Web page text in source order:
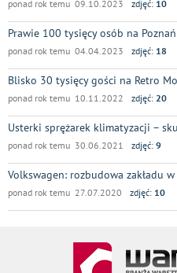
ponad rok temu 09.10.2023 zdjęć: 10
Prawie 100 tysięcy osób na
ponad rok temu 04.04.2023 zdjęć: 18
Blisko 30 tysięcy gości na Retro
ponad rok temu 10.11.2022 zdjęć: 20
Usterki sprężarek klimatyzacji –
ponad rok temu 30.06.2021 zdjęć: 9
Volkswagen: rozbudowa zakładu
ponad rok temu 27.07.2020 zdjęć: 10